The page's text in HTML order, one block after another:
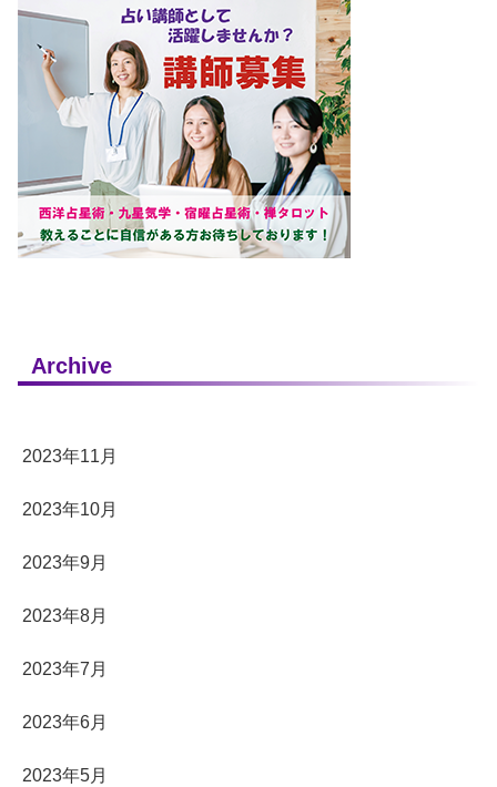
Archive
2023年11月
2023年10月
2023年9月
2023年8月
2023年7月
2023年6月
2023年5月